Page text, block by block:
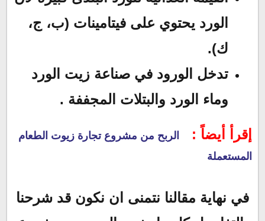
الورد يحتوي على فيتامينات (ب، ج،
ك).
تدخل الورود في صناعة زيت الورد
وماء الورد والبتلات المجففة .
إقرأ أيضاً :
الربح من مشروع تجارة زيوت الطعام
المستعملة
في نهاية مقالنا نتمنى ان نكون قد شرحنا